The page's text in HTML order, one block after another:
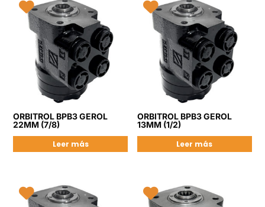
ORBITROL BPB3 GEROL
22MM (7/8)
Leer más
ORBITROL BPB3 GEROL
13MM (1/2)
Leer más